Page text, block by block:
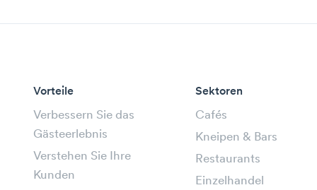
Vorteile
Verbessern Sie das
Gästeerlebnis
Verstehen Sie Ihre
Kunden
Sektoren
Cafés
Kneipen & Bars
Restaurants
Einzelhandel